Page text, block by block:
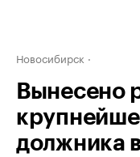
Новосибирск
Вынесено
должника